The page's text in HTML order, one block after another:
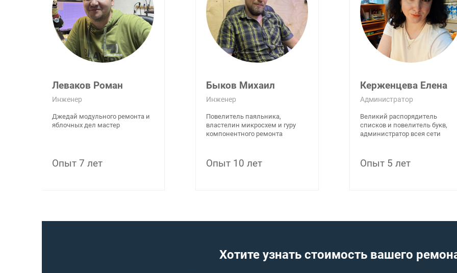
Леваков Роман
Инженер
Джедай модульного ремонта и
яблочных дел мастер
Опыт 7 лет
Быков Михаил
Инженер
Повелитель паяльника,
властелин микросхем и гуру
компонентного ремонта
Опыт 10 лет
Керженцева Елена
Администратор
Великий распорядитель
списков и повелитель букв,
администратор всея сети
Опыт 5 лет
Хотите узнать стоимость вашего